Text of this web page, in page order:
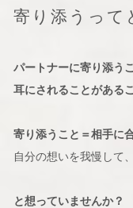
寄り添うって
パートナーに寄り添う
耳にされることがある
寄り添うこと＝相手に
自分の想いを我慢して
と想っていませんか？